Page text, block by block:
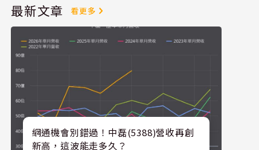
Mute
最新文章 看更多
網通機會別錯過！中磊(5388)營收再創
新高，這波能走多久？